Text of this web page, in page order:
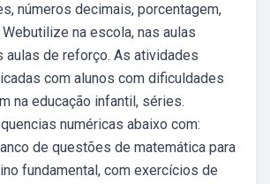
números decimais, porcentagem,
na escola, nas aulas
aulas de reforço. As atividades
com alunos com dificuldades
na educação infantil, séries.
numéricas abaixo com:
de questões de matemática para
fundamental, com exercícios de